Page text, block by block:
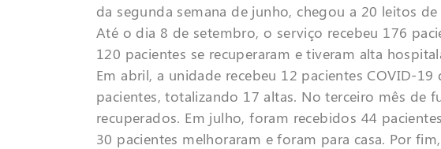
da segunda semana de junho, chegou a 20 leitos de
Até o dia 8 de setembro, o serviço recebeu 176
120 pacientes se recuperaram e tiveram alta
Em abril, a unidade recebeu 12 pacientes COVID-
pacientes, totalizando 17 altas. No terceiro mês de
recuperados. Em julho, foram recebidos 44
30 pacientes melhoraram e foram para casa. Por